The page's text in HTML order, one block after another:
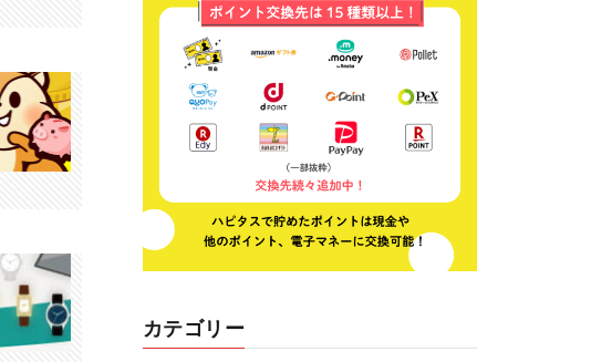
カテゴリー